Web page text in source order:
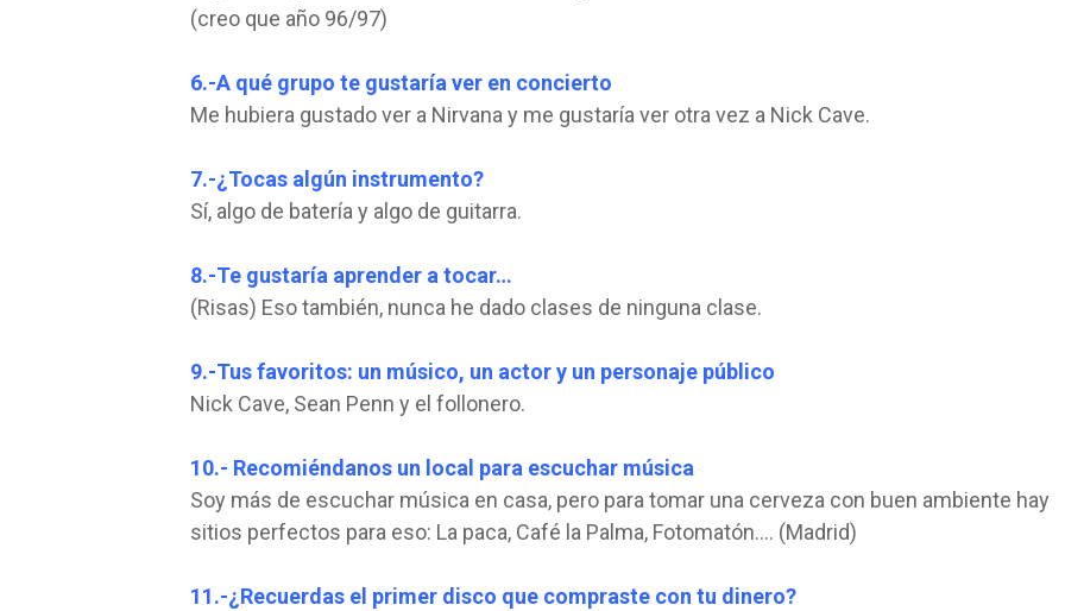
(creo que año 96/97)
6.-A qué grupo te gustaría ver en concierto
Me hubiera gustado ver a Nirvana y me gustaría ver otra vez a Nick Cave.
7.-¿Tocas algún instrumento?
Sí, algo de batería y algo de guitarra.
8.-Te gustaría aprender a tocar…
(Risas) Eso también, nunca he dado clases de ninguna clase.
9.-Tus favoritos: un músico, un actor y un personaje público
Nick Cave, Sean Penn y el follonero.
10.- Recomiéndanos un local para escuchar música
Soy más de escuchar música en casa, pero para tomar una cerveza con buen ambiente hay
sitios perfectos para eso: La paca, Café la Palma, Fotomatón…. (Madrid)
11.-¿Recuerdas el primer disco que compraste con tu dinero?